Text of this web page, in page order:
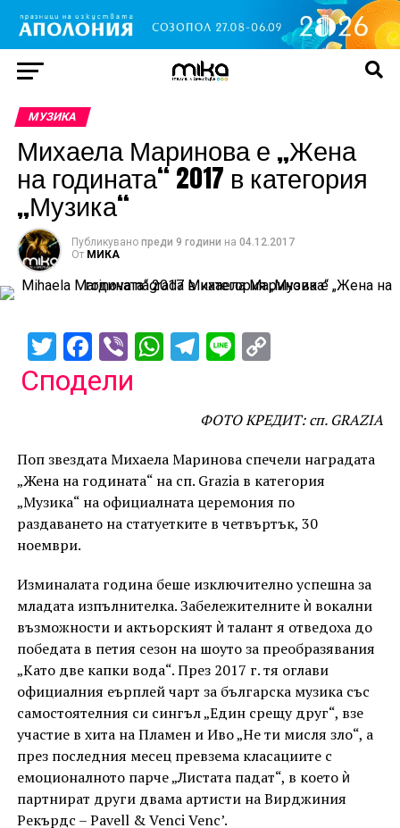
МУЗИКА
Михаела Маринова е „Жена
на годината“ 2017 в категория
„Музика“
Публикувано преди 9 години на 04.12.2017
От МИКА
TwitterFacebook
ViberWhatsApp
Telegram
Line
Сподели
ФОТО КРЕДИТ: сп. GRAZIA
Поп звездата Михаела Маринова спечели наградата
„Жена на годината“ на сп. Grazia в категория
„Музика“ на официалната церемония по
раздаването на статуетките в четвъртък, 30
ноември.
Изминалата година беше изключително успешна за
младата изпълнителка. Забележителните ѝ вокални
възможности и актьорският ѝ талант я отведоха до
победата в петия сезон на шоуто за преобразявания
„Като две капки вода“. През 2017 г. тя оглави
официалния еърплей чарт за българска музика със
самостоятелния си сингъл „Един срещу друг“, взе
участие в хита на Пламен и Иво „Не ти мисля зло“, а
през последния месец превзема класациите с
емоционалното парче „Листата падат“, в което ѝ
партнират други двама артисти на Вирджиния
Рекърдс – Pavell & Venci Venc’.